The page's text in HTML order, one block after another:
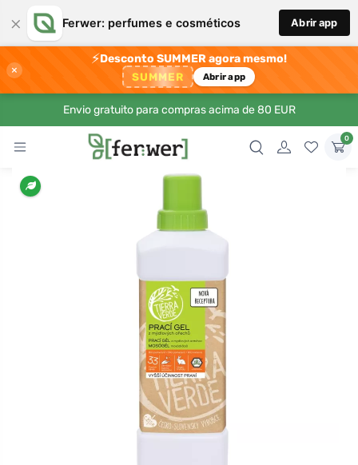
× Ferwer: perfumes e cosméticos Abrir app
×
⚡Desconto SUMMER agora mesmo!
SUMMER Abrir app
Envio gratuito para compras acima de 80 EUR
0